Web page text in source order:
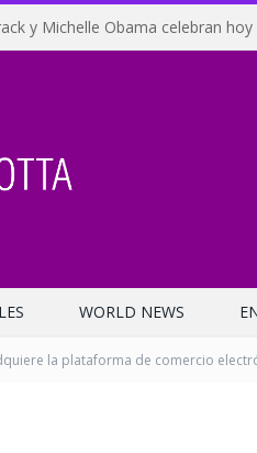
y Michelle Obama celebran
WORLD NEWS
la plataforma de comercio